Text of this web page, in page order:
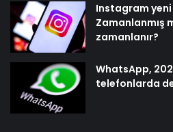
Instagram
Zamanlanmış
zamanlanır?
WhatsApp,
telefonlarda